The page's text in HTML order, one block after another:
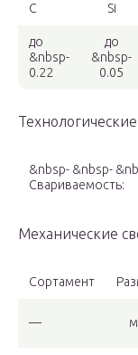
C Si
до
&nbsp-
0.22
до
&nbsp-
0.05
&nbsp- &nbsp-
Свариваемость:
Механические
Сортамент
—